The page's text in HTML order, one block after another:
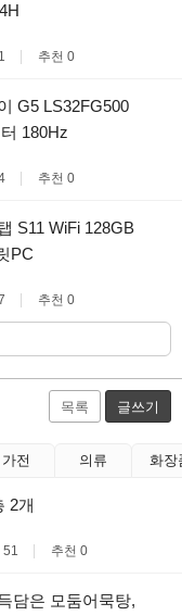
추천 0
G5 LS32FG500
180Hz
추천 0
S11 WiFi 128GB
PC
추천 0
목록 글쓰기
가전 의류 화장
2개
51 추천 0
담은 모둠어묵탕,